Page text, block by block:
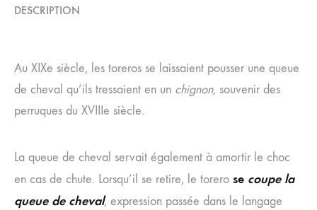
DESCRIPTION
Au XIXe siècle, les toreros se laissaient pousser une queue
de cheval qu’ils tressaient en un chignon, souvenir des
perruques du XVIIIe siècle.
La queue de cheval servait également à amortir le choc
en cas de chute. Lorsqu’il se retire, le torero se coupe la
queue de cheval, expression passée dans le langage